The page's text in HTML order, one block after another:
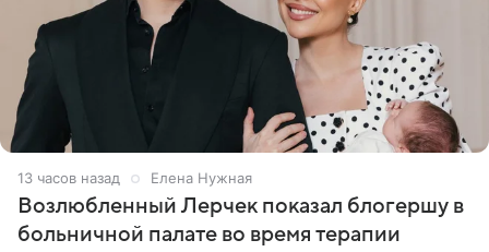
13 часов назад Елена Нужная
Возлюбленный Лерчек показал блогершу в
больничной палате во время терапии